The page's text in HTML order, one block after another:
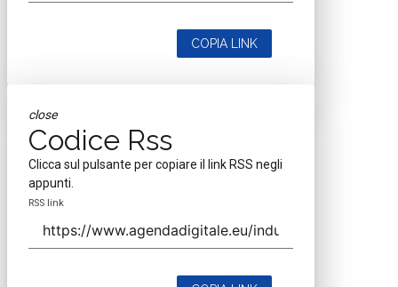
COPIA LINK
close
Codice Rss
Clicca sul pulsante per copiare il link RSS negli
appunti.
RSS link